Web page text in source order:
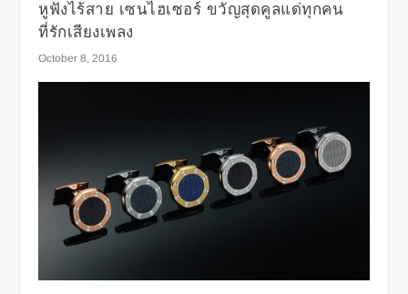
หูฟังไร้สาย เซนไฮเซอร์ ขวัญสุดคูลแด่ทุกคน
ที่รักเสียงเพลง
October 8, 2016